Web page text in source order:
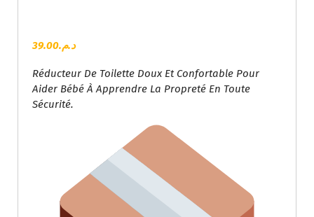
د.م.39.00
Réducteur De Toilette Doux Et Confortable Pour
Aider Bébé À Apprendre La Propreté En Toute
Sécurité.